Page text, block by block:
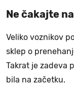
Ne čakajte
Veliko voznikov
sklep o
Takrat je zadeva
bila na začetku.